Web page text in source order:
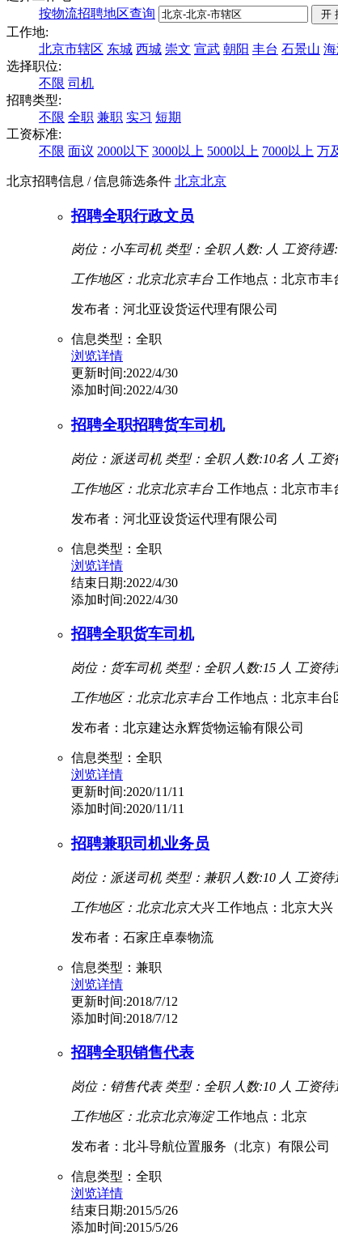
按物流招聘地区查询
工作地:
北京市辖区 东城 西城 崇文 宣武 朝阳 丰台 石景山
选择职位:
不限 司机
招聘类型:
不限 全职 兼职 实习 短期
工资标准:
不限 面议 2000以下 3000以上 5000以上 7000以上 万
北京招聘信息 / 信息筛选条件 北京北京
招聘全职行政文员
岗位：小车司机 类型：全职 人数: 人 工资待遇
工作地区：北京北京丰台 工作地点：北京市丰
发布者：河北亚设货运代理有限公司
信息类型：全职
浏览详情
更新时间:2022/4/30
添加时间:2022/4/30
招聘全职招聘货车司机
岗位：派送司机 类型：全职 人数:10名 人 工
工作地区：北京北京丰台 工作地点：北京市丰
发布者：河北亚设货运代理有限公司
信息类型：全职
浏览详情
结束日期:2022/4/30
添加时间:2022/4/30
招聘全职货车司机
岗位：货车司机 类型：全职 人数:15 人 工资
工作地区：北京北京丰台 工作地点：北京丰台
发布者：北京建达永辉货物运输有限公司
信息类型：全职
浏览详情
更新时间:2020/11/11
添加时间:2020/11/11
招聘兼职司机业务员
岗位：派送司机 类型：兼职 人数:10 人 工资
工作地区：北京北京大兴工作地点：北京大兴
发布者：石家庄卓泰物流
信息类型：兼职
浏览详情
更新时间:2018/7/12
添加时间:2018/7/12
招聘全职销售代表
岗位：销售代表 类型：全职 人数:10 人 工资待
工作地区：北京北京海淀工作地点：北京
发布者：北斗导航位置服务（北京）有限公司
信息类型：全职
浏览详情
结束日期:2015/5/26
添加时间:2015/5/26